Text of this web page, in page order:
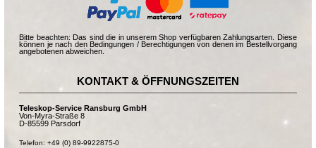
Bitte beachten: Das sind die in unserem Shop verfügbaren Zahlungsarten. Diese
können je nach den Bedingungen / Berechtigungen von denen im Bestellvorgang
angebotenen abweichen.
KONTAKT & ÖFFNUNGSZEITEN
Teleskop-Service Ransburg GmbH
Von-Myra-Straße 8
D-85599 Parsdorf
Telefon: +49 (0) 89-9922875-0